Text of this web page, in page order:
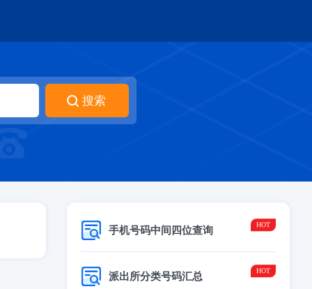
手机号码中间四位查询
派出所分类号码汇总